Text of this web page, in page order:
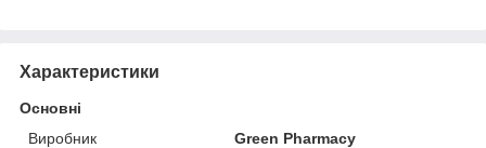
Характеристики
Основні
Виробник
Green Pharmacy